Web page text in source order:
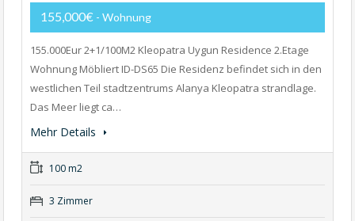
155,000€ - Wohnung
155.000Eur 2+1/100M2 Kleopatra Uygun Residence 2.Etage
Wohnung Möbliert ID-DS65 Die Residenz befindet sich in den
westlichen Teil stadtzentrums Alanya Kleopatra strandlage.
Das Meer liegt ca…
Mehr Details
100 m2
3 Zimmer